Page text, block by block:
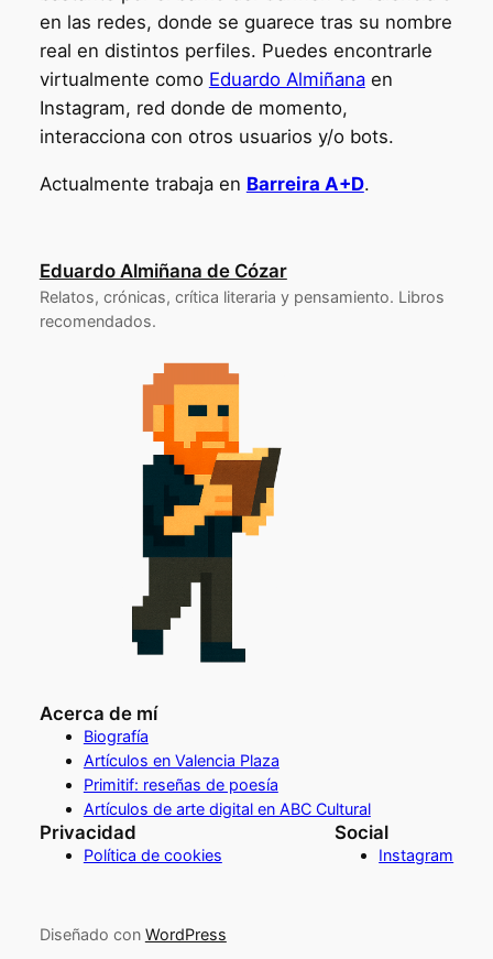
en las redes, donde se guarece tras su nombre
real en distintos perfiles. Puedes encontrarle
virtualmente como Eduardo Almiñanaen
Instagram, red donde de momento,
interacciona con otros usuarios y/o bots.
Actualmente trabaja en Barreira A+D.
Eduardo Almiñana de Cózar
Relatos, crónicas, crítica literaria y pensamiento. Libros
recomendados.
Acerca de mí
Biografía
Artículos en Valencia Plaza
Primitif: reseñas de poesía
Artículos de arte digital en ABC Cultural
Privacidad
Política de cookies
Social
Instagram
Diseñado con WordPress